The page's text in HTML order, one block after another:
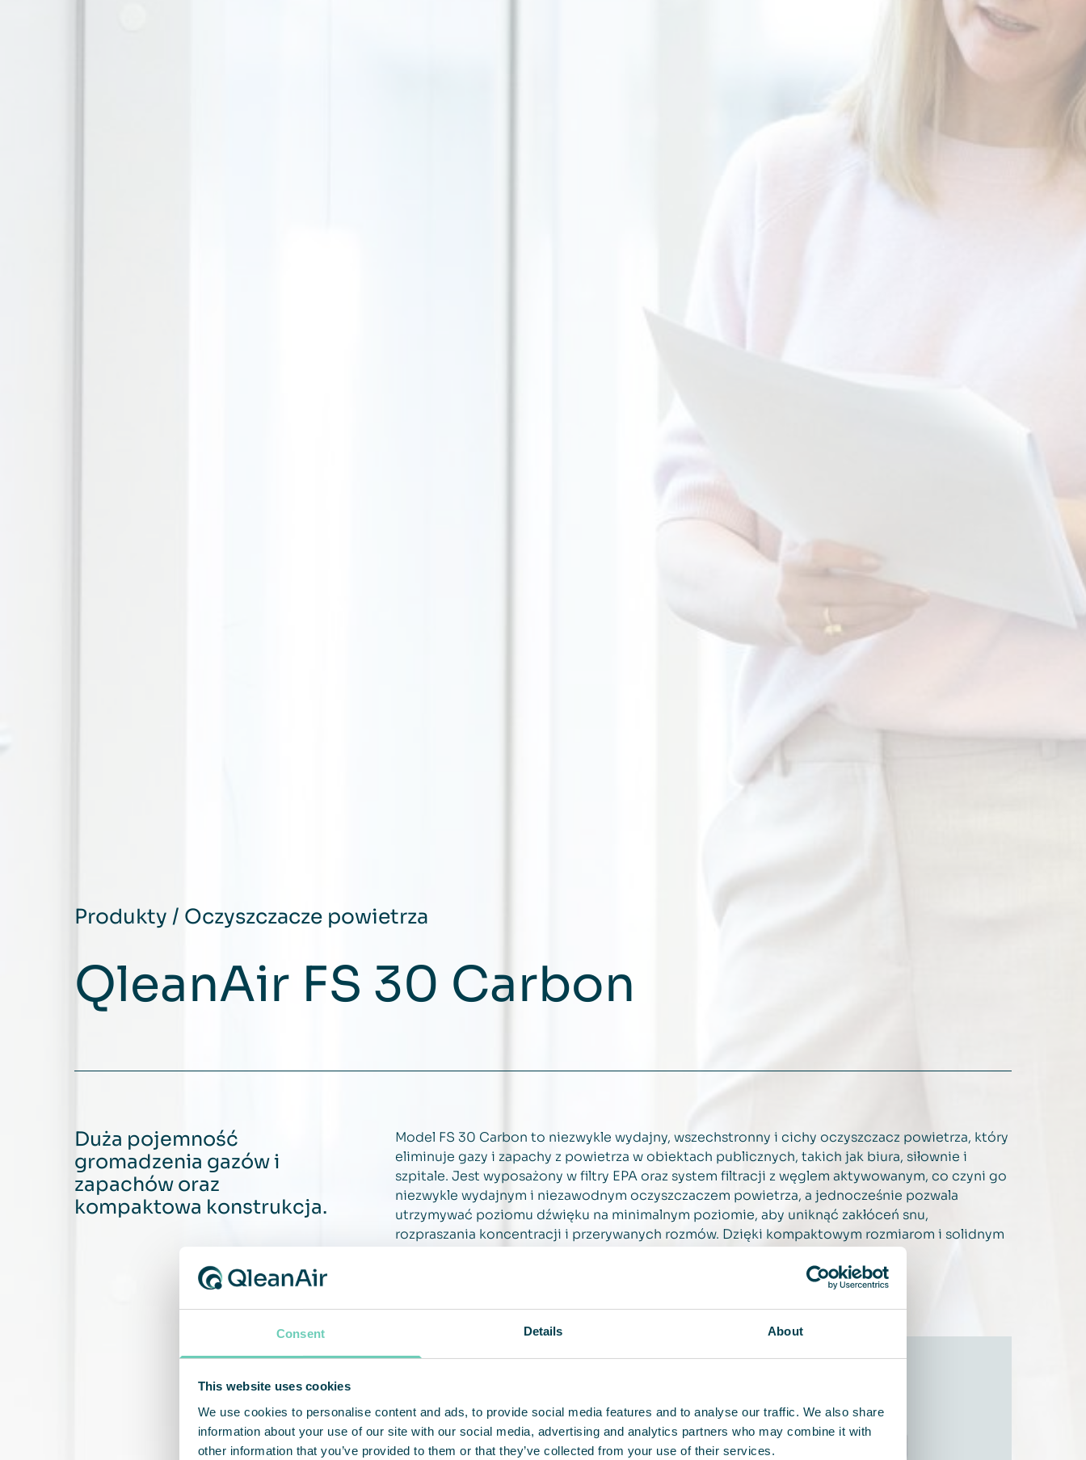
Consent Details About
This website uses cookies
We use cookies to personalise content and ads, to provide social media features and to analyse our traffic. We also share
information about your use of our site with our social media, advertising and analytics partners who may combine it with
other information that you’ve provided to them or that they’ve collected from your use of their services.
Produkty / Oczyszczacze powietrza
QleanAir FS 30 Carbon
Duża pojemność
gromadzenia gazów i
zapachów oraz
kompaktowa konstrukcja.
Model FS 30 Carbon to niezwykle wydajny, wszechstronny i cichy oczyszczacz powietrza, który
eliminuje gazy i zapachy z powietrza w obiektach publicznych, takich jak biura, siłownie i
szpitale. Jest wyposażony w filtry EPA oraz system filtracji z węglem aktywowanym, co czyni go
niezwykle wydajnym i niezawodnym oczyszczaczem powietrza, a jednocześnie pozwala
utrzymywać poziomu dźwięku na minimalnym poziomie, aby uniknąć zakłóceń snu,
rozpraszania koncentracji i przerywanych rozmów. Dzięki kompaktowym rozmiarom i solidnym